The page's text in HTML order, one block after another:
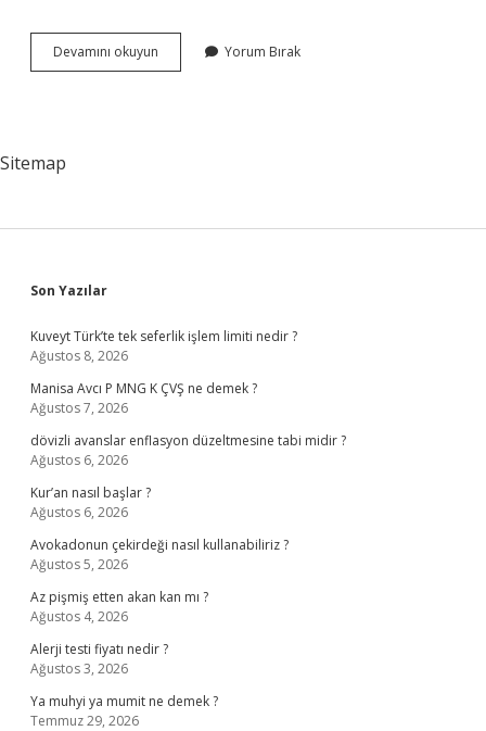
Devamını okuyun Polinomda
Sabit
Yorum Bırak
Sitemap
Sidebar
Son Yazılar
Kuveyt Türk’te tek seferlik işlem limiti nedir ?
Ağustos 8, 2026
Manisa Avcı P MNG K ÇVŞ ne demek ?
Ağustos 7, 2026
dövizli avanslar enflasyon düzeltmesine tabi midir ?
Ağustos 6, 2026
Kur’an nasıl başlar ?
Ağustos 6, 2026
Avokadonun çekirdeği nasıl kullanabiliriz ?
Ağustos 5, 2026
Az pişmiş etten akan kan mı ?
Ağustos 4, 2026
Alerji testi fiyatı nedir ?
Ağustos 3, 2026
Ya muhyi ya mumit ne demek ?
Temmuz 29, 2026